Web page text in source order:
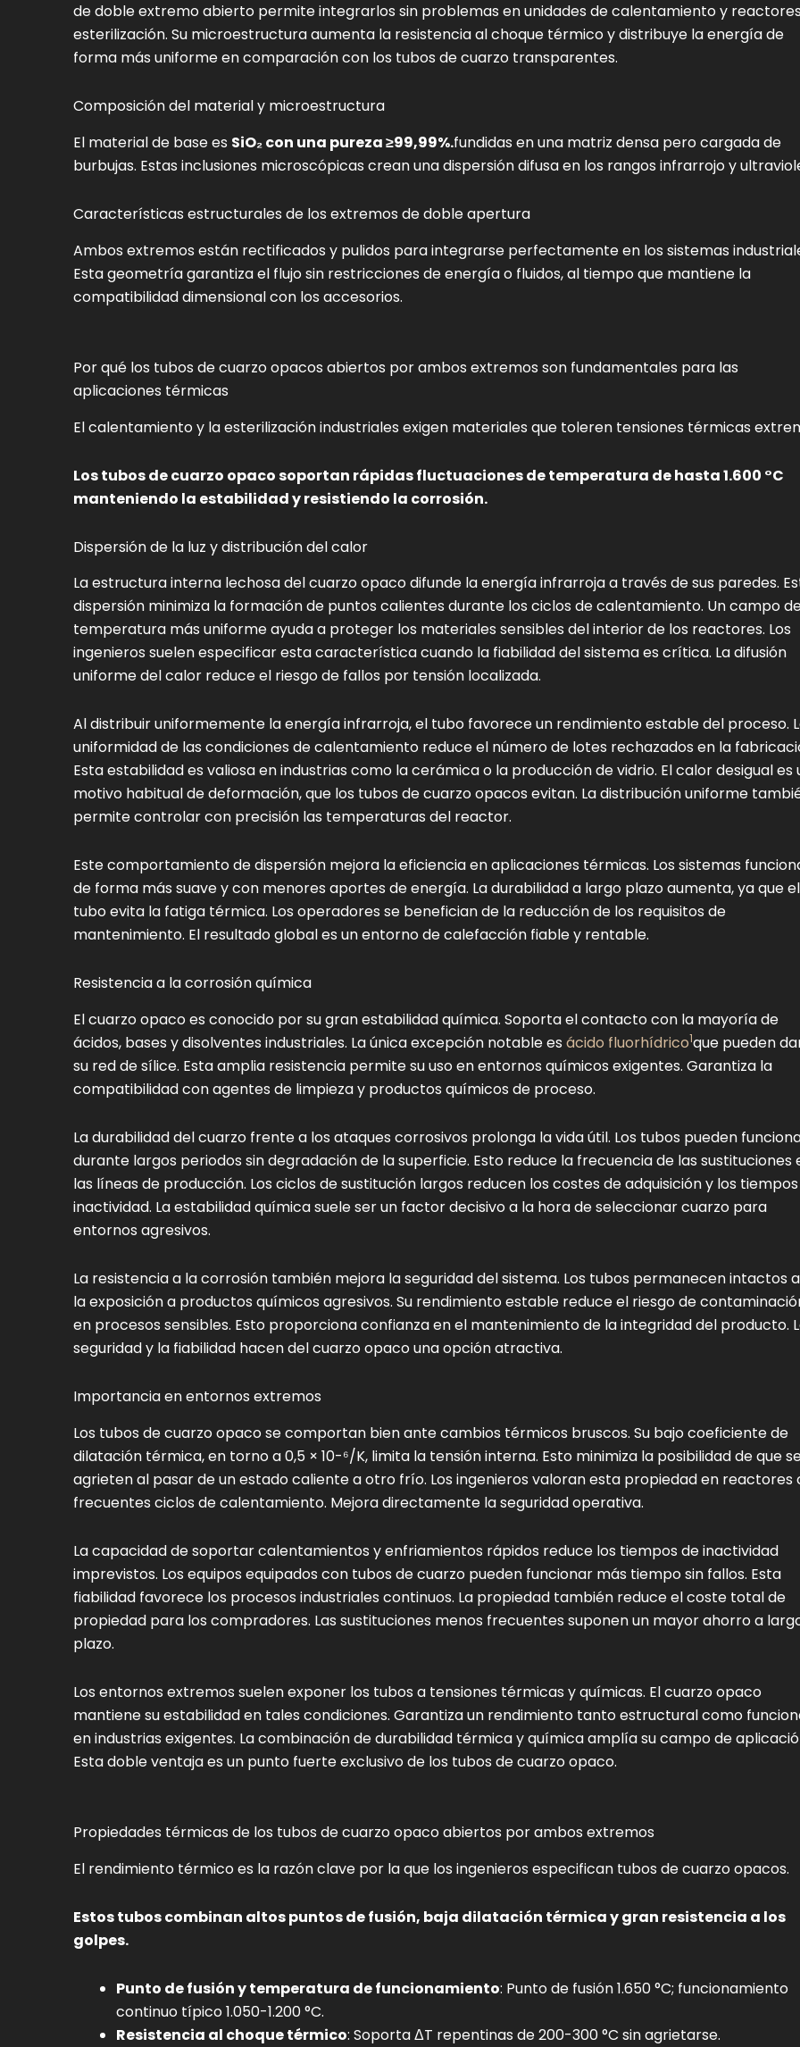
de doble extremo abierto permite integrarlos sin problemas en unidades de calentamiento y
esterilización. Su microestructura aumenta la resistencia al choque térmico y distribuye la energía de
forma más uniforme en comparación con los tubos de cuarzo transparentes.
Composición del material y microestructura
El material de base es SiO₂ con una pureza ≥99,99%.fundidas en una matriz densa pero cargada de
burbujas. Estas inclusiones microscópicas crean una dispersión difusa en los rangos infrarrojo y
Características estructurales de los extremos de doble apertura
Ambos extremos están rectificados y pulidos para integrarse perfectamente en los sistemas
Esta geometría garantiza el flujo sin restricciones de energía o fluidos, al tiempo que mantiene la
compatibilidad dimensional con los accesorios.
Por qué los tubos de cuarzo opacos abiertos por ambos extremos son fundamentales para las
aplicaciones térmicas
El calentamiento y la esterilización industriales exigen materiales que toleren tensiones térmicas
Los tubos de cuarzo opaco soportan rápidas fluctuaciones de temperatura de hasta 1.600 °C
manteniendo la estabilidad y resistiendo la corrosión.
Dispersión de la luz y distribución del calor
La estructura interna lechosa del cuarzo opaco difunde la energía infrarroja a través de sus paredes.
dispersión minimiza la formación de puntos calientes durante los ciclos de calentamiento. Un campo
temperatura más uniforme ayuda a proteger los materiales sensibles del interior de los reactores. Los
ingenieros suelen especificar esta característica cuando la fiabilidad del sistema es crítica. La difusión
uniforme del calor reduce el riesgo de fallos por tensión localizada.
Al distribuir uniformemente la energía infrarroja, el tubo favorece un rendimiento estable del proceso.
uniformidad de las condiciones de calentamiento reduce el número de lotes rechazados en la
Esta estabilidad es valiosa en industrias como la cerámica o la producción de vidrio. El calor desigual es
motivo habitual de deformación, que los tubos de cuarzo opacos evitan. La distribución uniforme
permite controlar con precisión las temperaturas del reactor.
Este comportamiento de dispersión mejora la eficiencia en aplicaciones térmicas. Los sistemas
de forma más suave y con menores aportes de energía. La durabilidad a largo plazo aumenta, ya que el
tubo evita la fatiga térmica. Los operadores se benefician de la reducción de los requisitos de
mantenimiento. El resultado global es un entorno de calefacción fiable y rentable.
Resistencia a la corrosión química
El cuarzo opaco es conocido por su gran estabilidad química. Soporta el contacto con la mayoría de
ácidos, bases y disolventes industriales. La única excepción notable es ácido fluorhídrico1que pueden
su red de sílice. Esta amplia resistencia permite su uso en entornos químicos exigentes. Garantiza la
compatibilidad con agentes de limpieza y productos químicos de proceso.
La durabilidad del cuarzo frente a los ataques corrosivos prolonga la vida útil. Los tubos pueden
durante largos periodos sin degradación de la superficie. Esto reduce la frecuencia de las sustituciones
las líneas de producción. Los ciclos de sustitución largos reducen los costes de adquisición y los
inactividad. La estabilidad química suele ser un factor decisivo a la hora de seleccionar cuarzo para
entornos agresivos.
La resistencia a la corrosión también mejora la seguridad del sistema. Los tubos permanecen intactos
la exposición a productos químicos agresivos. Su rendimiento estable reduce el riesgo de
en procesos sensibles. Esto proporciona confianza en el mantenimiento de la integridad del producto.
seguridad y la fiabilidad hacen del cuarzo opaco una opción atractiva.
Importancia en entornos extremos
Los tubos de cuarzo opaco se comportan bien ante cambios térmicos bruscos. Su bajo coeficiente de
dilatación térmica, en torno a 0,5 × 10-⁶/K, limita la tensión interna. Esto minimiza la posibilidad de que
agrieten al pasar de un estado caliente a otro frío. Los ingenieros valoran esta propiedad en reactores
frecuentes ciclos de calentamiento. Mejora directamente la seguridad operativa.
La capacidad de soportar calentamientos y enfriamientos rápidos reduce los tiempos de inactividad
imprevistos. Los equipos equipados con tubos de cuarzo pueden funcionar más tiempo sin fallos. Esta
fiabilidad favorece los procesos industriales continuos. La propiedad también reduce el coste total de
propiedad para los compradores. Las sustituciones menos frecuentes suponen un mayor ahorro a
plazo.
Los entornos extremos suelen exponer los tubos a tensiones térmicas y químicas. El cuarzo opaco
mantiene su estabilidad en tales condiciones. Garantiza un rendimiento tanto estructural como
en industrias exigentes. La combinación de durabilidad térmica y química amplía su campo de
Esta doble ventaja es un punto fuerte exclusivo de los tubos de cuarzo opaco.
Propiedades térmicas de los tubos de cuarzo opaco abiertos por ambos extremos
El rendimiento térmico es la razón clave por la que los ingenieros especifican tubos de cuarzo opacos.
Estos tubos combinan altos puntos de fusión, baja dilatación térmica y gran resistencia a los
golpes.
Punto de fusión y temperatura de funcionamiento: Punto de fusión 1.650 °C; funcionamiento
continuo típico 1.050-1.200 °C.
Resistencia al choque térmico: Soporta ΔT repentinas de 200-300 °C sin agrietarse.